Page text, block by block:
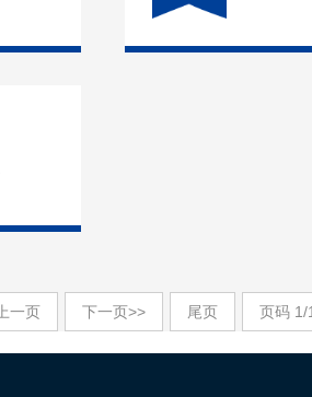
一页 下一页>> 尾页 页码 1/1